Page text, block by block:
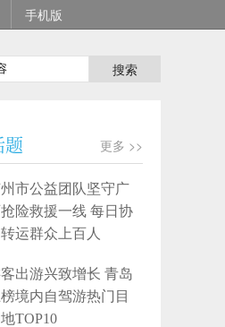
手机版
搜索
题 更多 >>
州市公益团队坚守广
险救援一线 每日协
运群众上百人
出游兴致增长 青岛
榜境内自驾游热门目
TOP10